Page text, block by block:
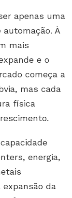
apenas uma
À
mais
e o
começa a
mas cada
física
energia,
da